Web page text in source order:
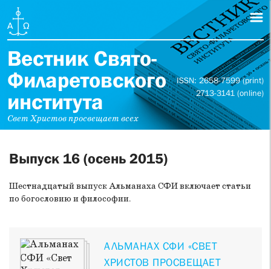
Вестник Свято-
Филаретовского
института
Свет Христов просвещает всех
ISSN: 2658-7599 (print)
2713-3141 (online)
Выпуск 16 (осень 2015)
Шестнадцатый выпуск Альманаха СФИ включает статьи
по богословию и философии.
АЛЬМАНАХ СФИ «СВЕТ
ХРИСТОВ ПРОСВЕЩАЕТ